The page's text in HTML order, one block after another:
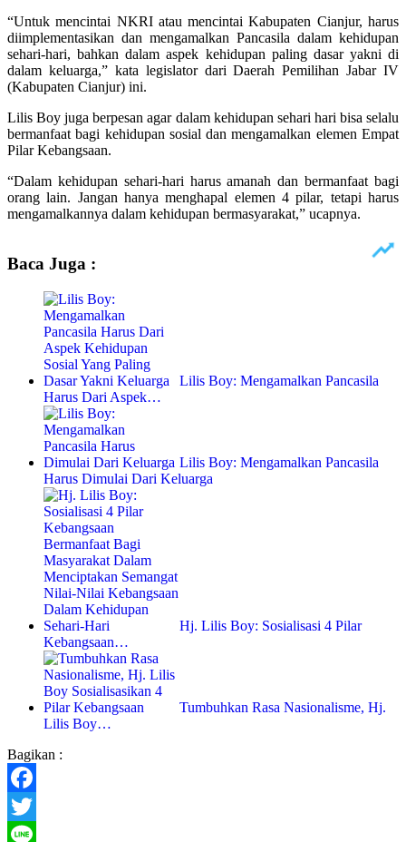
“Untuk mencintai NKRI atau mencintai Kabupaten Cianjur, harus
diimplementasikan dan mengamalkan Pancasila dalam kehidupan
sehari-hari, bahkan dalam aspek kehidupan paling dasar yakni di
dalam keluarga,” kata legislator dari Daerah Pemilihan Jabar IV
(Kabupaten Cianjur) ini.
Lilis Boy juga berpesan agar dalam kehidupan sehari hari bisa selalu
bermanfaat bagi kehidupan sosial dan mengamalkan elemen Empat
Pilar Kebangsaan.
“Dalam kehidupan sehari-hari harus amanah dan bermanfaat bagi
orang lain. Jangan hanya menghapal elemen 4 pilar, tetapi harus
mengamalkannya dalam kehidupan bermasyarakat,” ucapnya.
Baca Juga :
Lilis Boy: Mengamalkan Pancasila
Harus Dari Aspek…
Lilis Boy: Mengamalkan Pancasila
Harus Dimulai Dari Keluarga
Hj. Lilis Boy: Sosialisasi 4 Pilar
Kebangsaan…
Tumbuhkan Rasa Nasionalisme, Hj.
Lilis Boy…
Bagikan :
Facebook
Twitter